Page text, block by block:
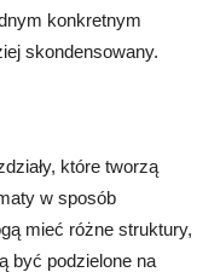
konkretnym
skondensowany.
które tworzą
w sposób
mieć różne struktury,
być podzielone na